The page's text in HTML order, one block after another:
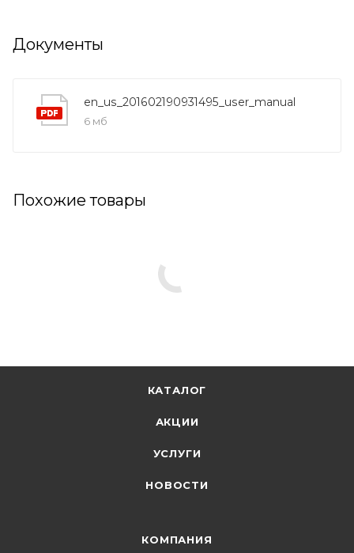
Документы
en_us_201602190931495_user_manual
6 мб
Похожие товары
КАТАЛОГ
АКЦИИ
УСЛУГИ
НОВОСТИ
КОМПАНИЯ